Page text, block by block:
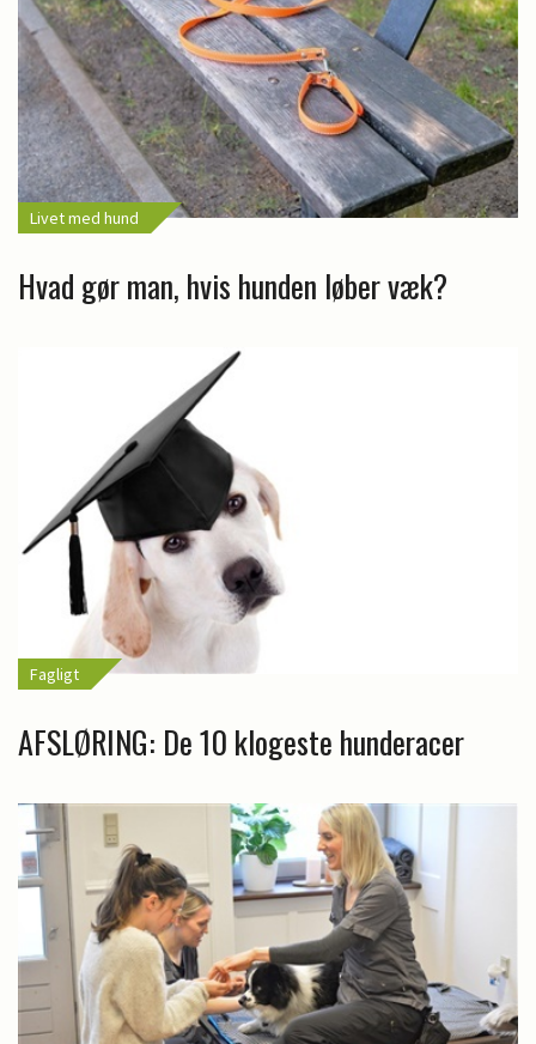
Livet med hund
Hvad gør man, hvis hunden løber væk?
Fagligt
AFSLØRING: De 10 klogeste hunderacer